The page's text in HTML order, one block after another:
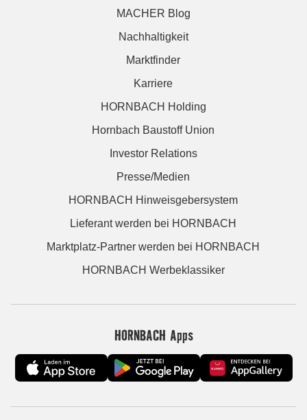
MACHER Blog
Nachhaltigkeit
Marktfinder
Karriere
HORNBACH Holding
Hornbach Baustoff Union
Investor Relations
Presse/Medien
HORNBACH Hinweisgebersystem
Lieferant werden bei HORNBACH
Marktplatz-Partner werden bei HORNBACH
HORNBACH Werbeklassiker
HORNBACH Apps